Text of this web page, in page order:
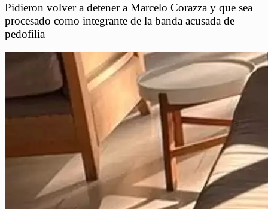
Pidieron volver a detener a Marcelo Corazza y que sea
procesado como integrante de la banda acusada de
pedofilia